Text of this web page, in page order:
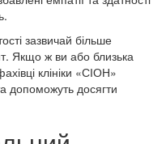
зазвичай більше
Якщо ж ви або близька
клініки «СІОН»
допоможуть досягти